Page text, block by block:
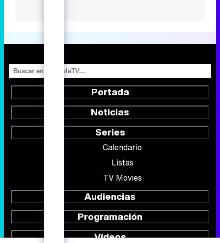
Portada
Noticias
Series
Calendario
Listas
TV Movies
Audiencias
Programación
Vídeos